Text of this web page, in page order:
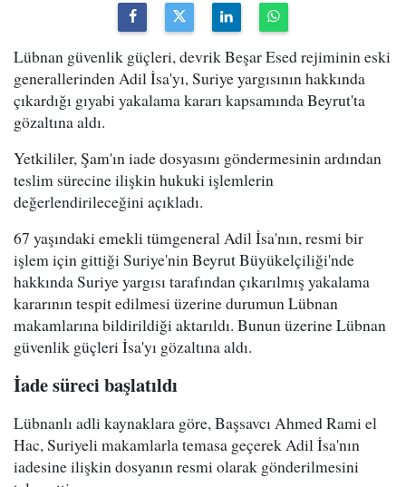
Lübnan güvenlik güçleri, devrik Beşar Esed rejiminin eski
generallerinden Adil İsa'yı, Suriye yargısının hakkında
çıkardığı gıyabi yakalama kararı kapsamında Beyrut'ta
gözaltına aldı.
Yetkililer, Şam'ın iade dosyasını göndermesinin ardından
teslim sürecine ilişkin hukuki işlemlerin
değerlendirileceğini açıkladı.
67 yaşındaki emekli tümgeneral Adil İsa'nın, resmi bir
işlem için gittiği Suriye'nin Beyrut Büyükelçiliği'nde
hakkında Suriye yargısı tarafından çıkarılmış yakalama
kararının tespit edilmesi üzerine durumun Lübnan
makamlarına bildirildiği aktarıldı. Bunun üzerine Lübnan
güvenlik güçleri İsa'yı gözaltına aldı.
İade süreci başlatıldı
Lübnanlı adli kaynaklara göre, Başsavcı Ahmed Rami el
Hac, Suriyeli makamlarla temasa geçerek Adil İsa'nın
iadesine ilişkin dosyanın resmi olarak gönderilmesini